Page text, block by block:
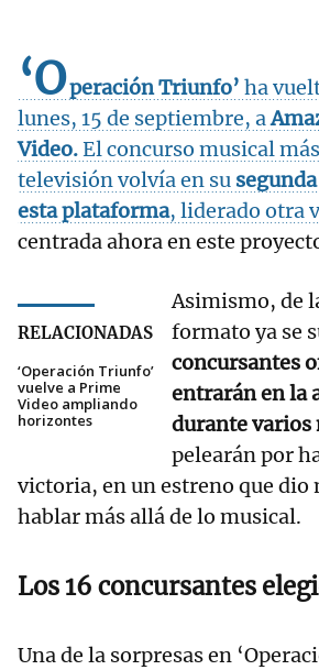
‘Operación Triunfo’ ha
lunes, 15 de septiembre, a
Video.El concurso musical
televisión volvía en su
esta plataforma, liderado otra
centrada ahora en este
RELACIONADAS
‘Operación Triunfo’
vuelve a Prime
Video ampliando
horizontes
Asimismo, de
formato ya se
concursantes
entrarán en la
durante varios
pelearán por
victoria, en un estreno que dio
hablar más allá de lo musical.
Los 16 concursantes
Una de la sorpresas en